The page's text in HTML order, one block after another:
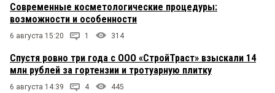
Современные косметологические процедуры:
возможности и особенности
6 августа 15:20 1 314
Спустя ровно три года с ООО «СтройТраст» взыскали 14
млн рублей за гортензии и тротуарную плитку
6 августа 14:39 4 445